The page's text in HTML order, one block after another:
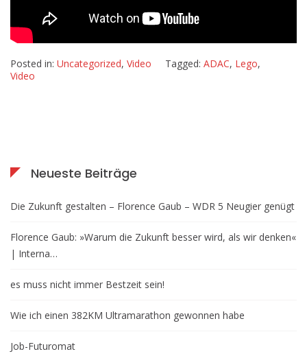
Posted in: Uncategorized, Video Tagged: ADAC, Lego,
Video
Neueste Beiträge
Die Zukunft gestalten – Florence Gaub – WDR 5 Neugier genügt
Florence Gaub: »Warum die Zukunft besser wird, als wir denken«
| Interna…
es muss nicht immer Bestzeit sein!
Wie ich einen 382KM Ultramarathon gewonnen habe
Job-Futuromat